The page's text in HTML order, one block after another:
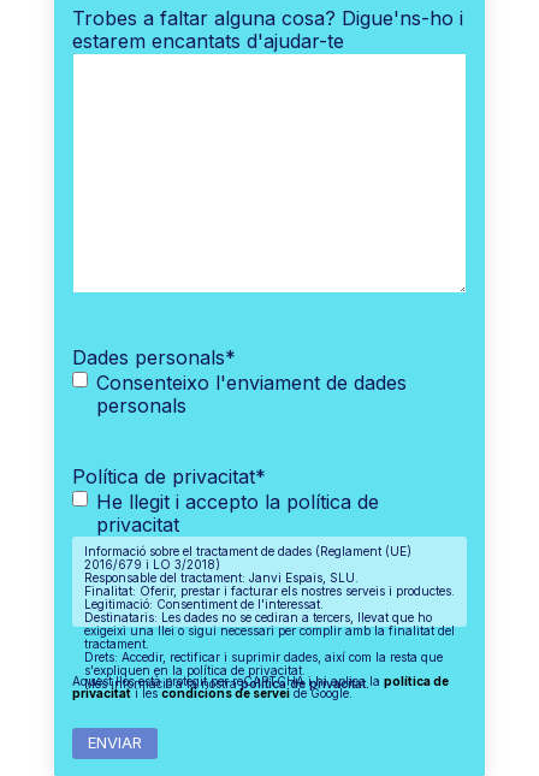
Trobes a faltar alguna cosa? Digue'ns-ho i
estarem encantats d'ajudar-te
Dades personals*
Consenteixo l'enviament de dades
personals
Política de privacitat*
He llegit i accepto la política de
privacitat
Informació sobre el tractament de dades (Reglament (UE)
2016/679 i LO 3/2018)
Responsable del tractament: Janvi Espais, SLU.
Finalitat: Oferir, prestar i facturar els nostres serveis i productes.
Legitimació: Consentiment de l'interessat.
Destinataris: Les dades no se cediran a tercers, llevat que ho
exigeixi una llei o sigui necessari per complir amb la finalitat del
tractament.
Drets: Accedir, rectificar i suprimir dades, així com la resta que
s'expliquen en la política de privacitat.
Més informació a la nostrapolítica de privacitat.
Aquest lloc està protegit per reCAPTCHA i hi aplica la política de
privacitati lescondicions de serveide Google.